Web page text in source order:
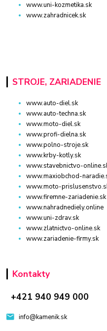
www.uni-kozmetika.sk
www.zahradnicek.sk
STROJE, ZARIADENIE
www.auto-diel.sk
www.auto-techna.sk
www.moto-diel.sk
www.profi-dielna.sk
www.polno-stroje.sk
www.krby-kotly.sk
www.stavebnictvo-
www.maxiobchod-
www.moto-
www.firemne-zariadenie.sk
www.nahradnediely.online
www.uni-zdrav.sk
www.zlatnictvo-online.sk
www.zariadenie-firmy.sk
Kontakty
+421 940 949 000
info@kamenik.sk